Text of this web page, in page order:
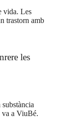
vida. Les
trastorn amb
les
va a ViuBé.